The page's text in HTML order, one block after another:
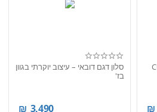
₪
סלון דגם דובאי – עיצוב יוקרתי בגוון
בז'
3,490
₪